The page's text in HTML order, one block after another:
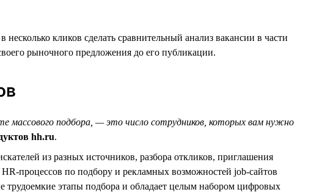
кликов сделать сравнительный анализ вакансии в части
рыночного предложения до его публикации.
массового подбора, — это число сотрудников, которых вам нужно
hh.ru.
из разных источников, разбора откликов, приглашения
процессов по подбору и рекламных возможностей job-сайтов
этапы подбора и обладает целым набором цифровых